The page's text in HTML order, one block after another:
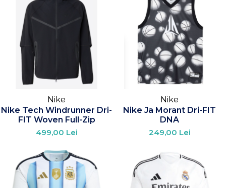
Nike
Nike Tech Windrunner Dri-
FIT Woven Full-Zip
499,00 Lei
Nike
Nike Ja Morant Dri-FIT
DNA
249,00 Lei